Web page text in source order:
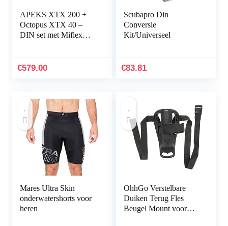
APEKS XTX 200 +
Octopus XTX 40 –
DIN set met Miflex
€579.00
Scubapro Din
Conversie
Kit/Universeel
€83.81
Mares Ultra Skin
onderwatershorts voor
heren
OhhGo Verstelbare
Duiken Terug Fles
Beugel Mount voor